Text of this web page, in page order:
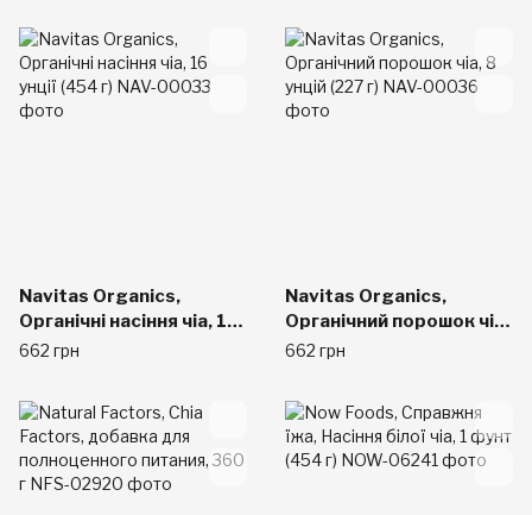
выжимания, по 3,5 унции
(99 г) каждый
EA
Navitas Organics,
Органічні насіння чіа, 16
унції (454 г)
662 грн
Navitas Organics,
Органічний порошок чіа,
8 унцій (227 г)
662 грн